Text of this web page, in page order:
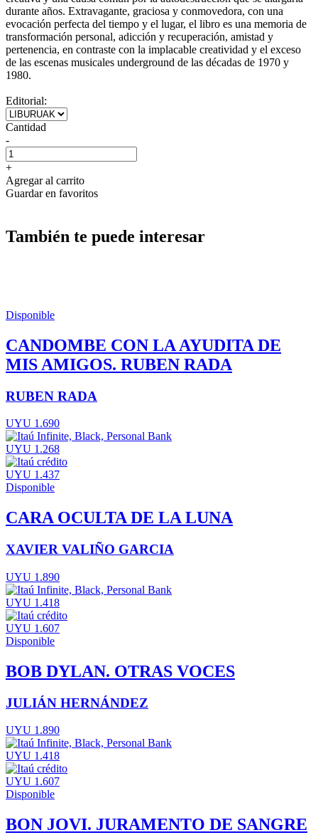
durante años. Extravagante, graciosa y conmovedora, con una
evocación perfecta del tiempo y el lugar, el libro es una memoria de
transformación personal, adicción y recuperación, amistad y
pertenencia, en contraste con la implacable creatividad y el exceso
de las escenas musicales underground de las décadas de 1970 y
1980.
Editorial:
Cantidad
-
+
Agregar al carrito
Guardar en favoritos
También te puede interesar
Disponible
CANDOMBE CON LA AYUDITA DE
MIS AMIGOS. RUBEN RADA
RUBEN RADA
UYU 1.690
UYU 1.268
UYU 1.437
Disponible
CARA OCULTA DE LA LUNA
XAVIER VALIÑO GARCIA
UYU 1.890
UYU 1.418
UYU 1.607
Disponible
BOB DYLAN. OTRAS VOCES
JULIÁN HERNÁNDEZ
UYU 1.890
UYU 1.418
UYU 1.607
Disponible
BON JOVI. JURAMENTO DE SANGRE